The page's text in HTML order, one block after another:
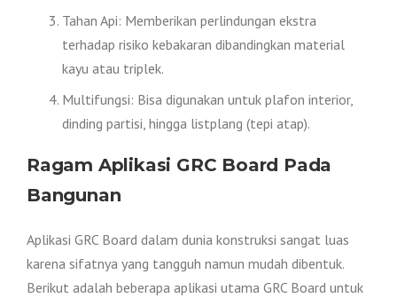
Tahan Api: Memberikan perlindungan ekstra
terhadap risiko kebakaran dibandingkan material
kayu atau triplek.
Multifungsi: Bisa digunakan untuk plafon interior,
dinding partisi, hingga listplang (tepi atap).
Ragam Aplikasi GRC Board Pada
Bangunan
Aplikasi GRC Board dalam dunia konstruksi sangat luas
karena sifatnya yang tangguh namun mudah dibentuk.
Berikut adalah beberapa aplikasi utama GRC Board untuk